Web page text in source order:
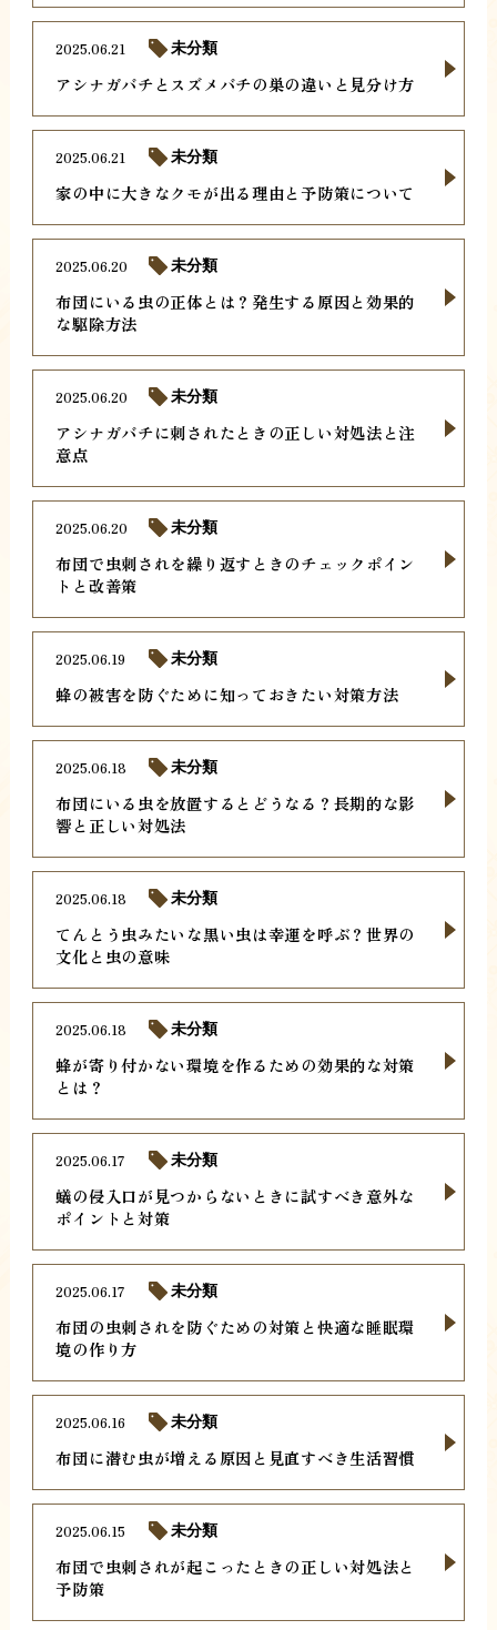
アシナガバチとスズメバチの巣の違いと見分け方
2025.06.21 未分類
家の中に大きなクモが出る理由と予防策について
2025.06.21 未分類
布団にいる虫の正体とは？発生する原因と効果的
な駆除方法
2025.06.20 未分類
アシナガバチに刺されたときの正しい対処法と注
意点
2025.06.20 未分類
布団で虫刺されを繰り返すときのチェックポイン
トと改善策
2025.06.20 未分類
蜂の被害を防ぐために知っておきたい対策方法
2025.06.19 未分類
布団にいる虫を放置するとどうなる？長期的な影
響と正しい対処法
2025.06.18 未分類
てんとう虫みたいな黒い虫は幸運を呼ぶ？世界の
文化と虫の意味
2025.06.18 未分類
蜂が寄り付かない環境を作るための効果的な対策
とは？
2025.06.18 未分類
蟻の侵入口が見つからないときに試すべき意外な
ポイントと対策
2025.06.17 未分類
布団の虫刺されを防ぐための対策と快適な睡眠環
境の作り方
2025.06.17 未分類
布団に潜む虫が増える原因と見直すべき生活習慣
2025.06.16 未分類
布団で虫刺されが起こったときの正しい対処法と
予防策
2025.06.15 未分類